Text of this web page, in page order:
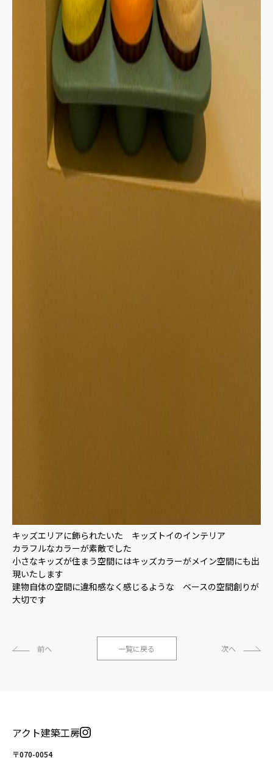
キッズエリアに飾られたいた キッズトイのインテリア
カラフルなカラーが素敵でした
小さなキッズが住まう空間にはキッズカラーがメイン空間にも出
現いたします
建物自体の空間に違和感なく感じるような ベースの空間創りが
大切です
前へ 一覧に戻る 次へ
アクト建築工房
〒070-0054